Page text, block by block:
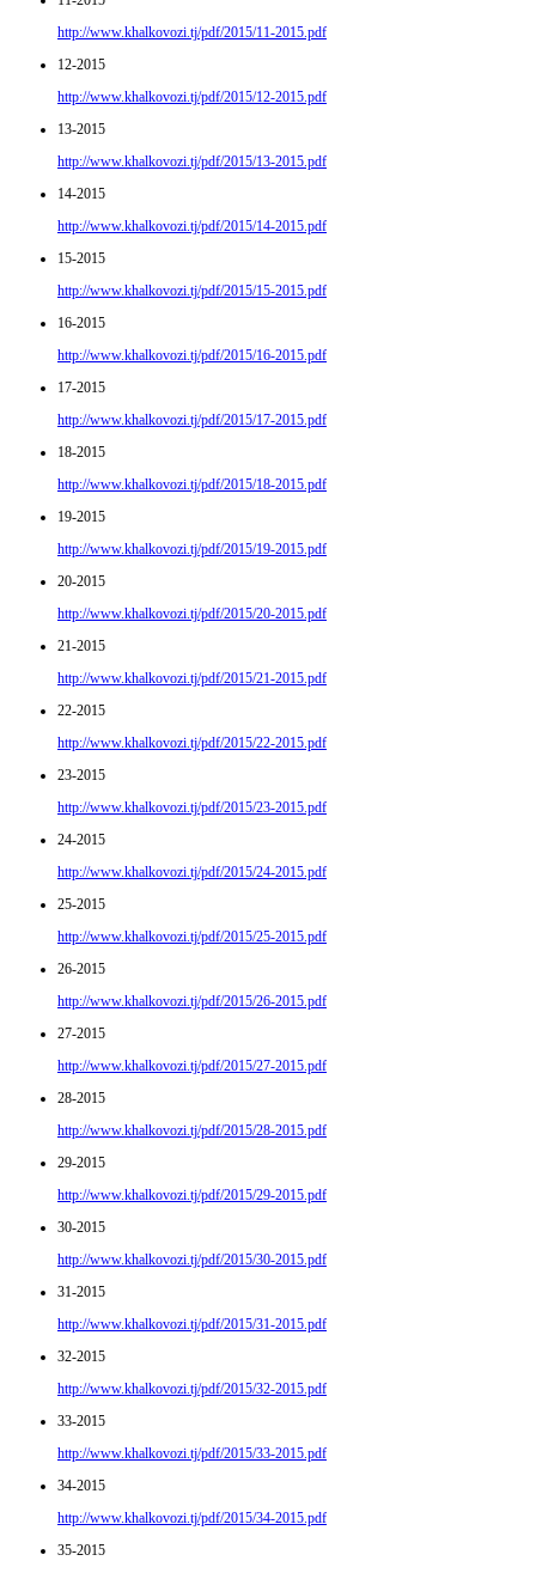
http://www.khalkovozi.tj/pdf/2015/11-2015.pdf
12-2015
http://www.khalkovozi.tj/pdf/2015/12-2015.pdf
13-2015
http://www.khalkovozi.tj/pdf/2015/13-2015.pdf
14-2015
http://www.khalkovozi.tj/pdf/2015/14-2015.pdf
15-2015
http://www.khalkovozi.tj/pdf/2015/15-2015.pdf
16-2015
http://www.khalkovozi.tj/pdf/2015/16-2015.pdf
17-2015
http://www.khalkovozi.tj/pdf/2015/17-2015.pdf
18-2015
http://www.khalkovozi.tj/pdf/2015/18-2015.pdf
19-2015
http://www.khalkovozi.tj/pdf/2015/19-2015.pdf
20-2015
http://www.khalkovozi.tj/pdf/2015/20-2015.pdf
21-2015
http://www.khalkovozi.tj/pdf/2015/21-2015.pdf
22-2015
http://www.khalkovozi.tj/pdf/2015/22-2015.pdf
23-2015
http://www.khalkovozi.tj/pdf/2015/23-2015.pdf
24-2015
http://www.khalkovozi.tj/pdf/2015/24-2015.pdf
25-2015
http://www.khalkovozi.tj/pdf/2015/25-2015.pdf
26-2015
http://www.khalkovozi.tj/pdf/2015/26-2015.pdf
27-2015
http://www.khalkovozi.tj/pdf/2015/27-2015.pdf
28-2015
http://www.khalkovozi.tj/pdf/2015/28-2015.pdf
29-2015
http://www.khalkovozi.tj/pdf/2015/29-2015.pdf
30-2015
http://www.khalkovozi.tj/pdf/2015/30-2015.pdf
31-2015
http://www.khalkovozi.tj/pdf/2015/31-2015.pdf
32-2015
http://www.khalkovozi.tj/pdf/2015/32-2015.pdf
33-2015
http://www.khalkovozi.tj/pdf/2015/33-2015.pdf
34-2015
http://www.khalkovozi.tj/pdf/2015/34-2015.pdf
35-2015